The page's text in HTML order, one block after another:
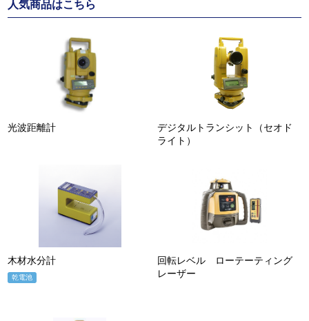
人気商品はこちら
光波距離計
デジタルトランシット（セオド
ライト）
木材水分計
乾電池
回転レベル ローテーティング
レーザー